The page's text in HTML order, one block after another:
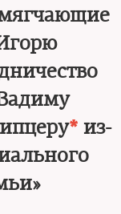
* из-